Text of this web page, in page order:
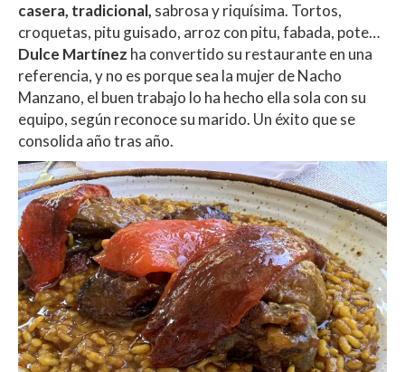
casera, tradicional, sabrosa y riquísima. Tortos,
croquetas, pitu guisado, arroz con pitu, fabada, pote…
Dulce Martínez ha convertido su restaurante en una
referencia, y no es porque sea la mujer de Nacho
Manzano, el buen trabajo lo ha hecho ella sola con su
equipo, según reconoce su marido. Un éxito que se
consolida año tras año.